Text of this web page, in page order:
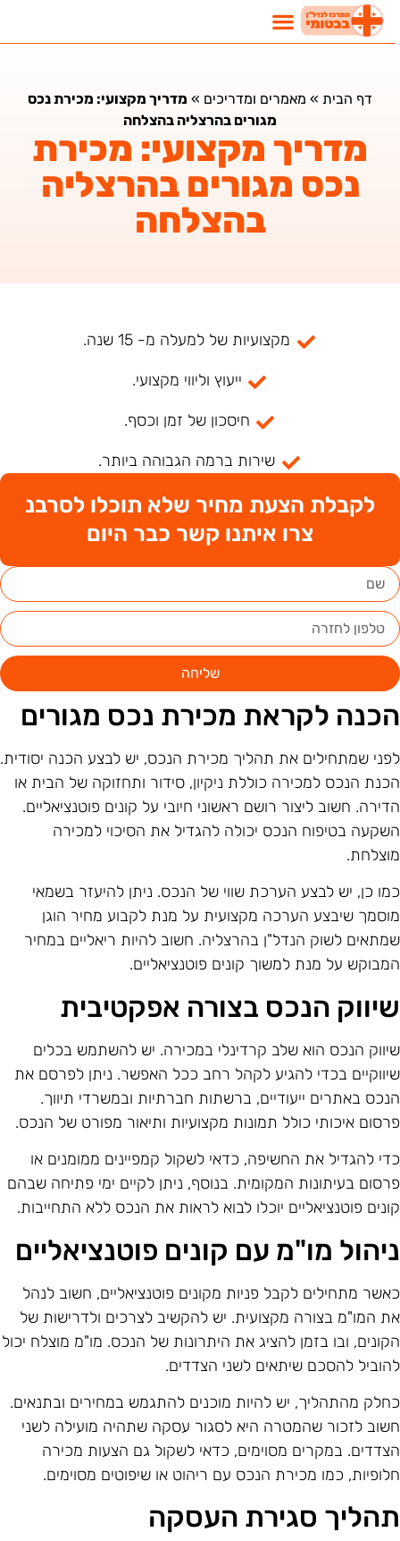
דף הבית»מאמרים ומדריכים»מדריך מקצועי: מכירת נכס
מגורים בהרצליה בהצלחה
מדריך מקצועי: מכירת
נכס מגורים בהרצליה
בהצלחה
מקצועיות של למעלה מ- 15 שנה.
ייעוץ וליווי מקצועי.
חיסכון של זמן וכסף.
שירות ברמה הגבוהה ביותר.
לקבלת הצעת מחיר שלא תוכלו לסרבנ
צרו איתנו קשר כבר היום
שליחה
לקראת מכירת נכס מגורים
שמתחילים את תהליך מכירת הנכס, יש לבצע הכנה יסודית.
הנכס למכירה כוללת ניקיון, סידור ותחזוקה של הבית או
חשוב ליצור רושם ראשוני חיובי על קונים פוטנציאליים.
בטיפוח הנכס יכולה להגדיל את הסיכוי למכירה
כן, יש לבצע הערכת שווי של הנכס. ניתן להיעזר בשמאי
שיבצע הערכה מקצועית על מנת לקבוע מחיר הוגן
לשוק הנדל"ן בהרצליה. חשוב להיות ריאליים במחיר
על מנת למשוך קונים פוטנציאליים.
הנכס בצורה אפקטיבית
הנכס הוא שלב קרדינלי במכירה. יש להשתמש בכלים
בכדי להגיע לקהל רחב ככל האפשר. ניתן לפרסם את
באתרים ייעודיים, ברשתות חברתיות ובמשרדי תיווך.
איכותי כולל תמונות מקצועיות ותיאור מפורט של הנכס.
להגדיל את החשיפה, כדאי לשקול קמפיינים ממומנים או
בעיתונות המקומית. בנוסף, ניתן לקיים ימי פתיחה שבהם
פוטנציאליים יוכלו לבוא לראות את הנכס ללא התחייבות.
מו"מ עם קונים פוטנציאליים
מתחילים לקבל פניות מקונים פוטנציאליים, חשוב לנהל
המו"מ בצורה מקצועית. יש להקשיב לצרכים ולדרישות של
ובו בזמן להציג את היתרונות של הנכס. מו"מ מוצלח יכול
להסכם שיתאים לשני הצדדים.
מהתהליך, יש להיות מוכנים להתגמש במחירים ובתנאים.
לזכור שהמטרה היא לסגור עסקה שתהיה מועילה לשני
במקרים מסוימים, כדאי לשקול גם הצעות מכירה
כמו מכירת הנכס עם ריהוט או שיפוטים מסוימים.
סגירת העסקה